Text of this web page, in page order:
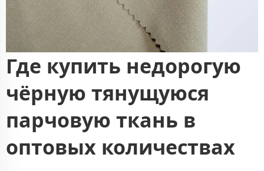
Где купить недорогую
чёрную тянущуюся
парчовую ткань в
оптовых количествах